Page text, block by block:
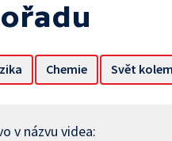
Chemie Svět
v názvu videa: